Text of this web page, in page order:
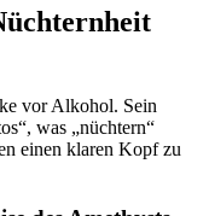
vor Alkohol. Sein
was „nüchtern“
einen klaren Kopf zu